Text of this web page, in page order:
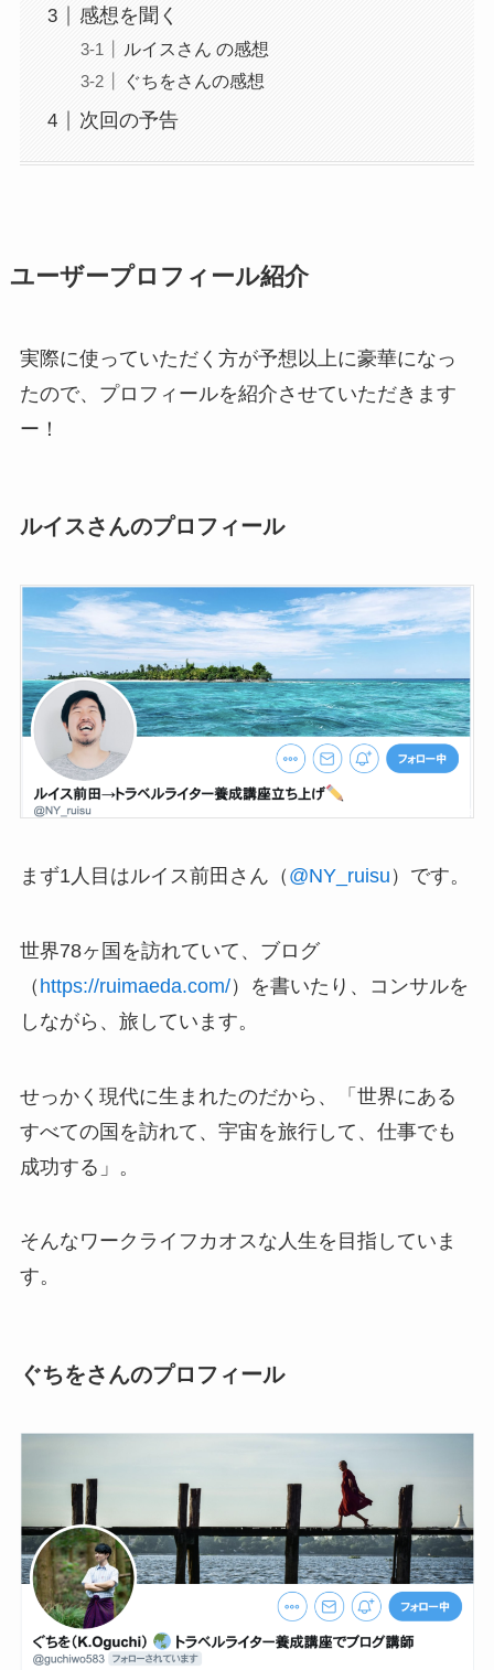
感想を聞く
ルイスさん の感想
ぐちをさんの感想
次回の予告
ユーザープロフィール紹介
実際に使っていただく方が予想以上に豪華になっ
たので、プロフィールを紹介させていただきます
ー！
ルイスさんのプロフィール
まず1人目はルイス前田さん（ @NY_ruisu ）です。
世界78ヶ国を訪れていて、ブログ
（ https://ruimaeda.com/）を書いたり、コンサルを
しながら、旅しています。
せっかく現代に生まれたのだから、「世界にある
すべての国を訪れて、宇宙を旅行して、仕事でも
成功する」。
そんなワークライフカオスな人生を目指していま
す。
ぐちをさんのプロフィール